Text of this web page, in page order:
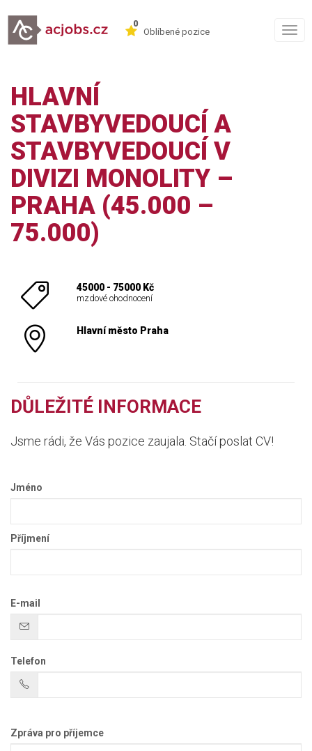
0
Oblíbené pozice
HLAVNÍ
STAVBYVEDOUCÍ A
STAVBYVEDOUCÍ V
DIVIZI MONOLITY –
PRAHA (45.000 –
75.000)
45000 - 75000 Kč
mzdové ohodnocení
Hlavní město Praha
DŮLEŽITÉ INFORMACE
Jsme rádi, že Vás pozice zaujala. Stačí poslat CV!
Jméno
Příjmení
E-mail
Telefon
Zpráva pro příjemce